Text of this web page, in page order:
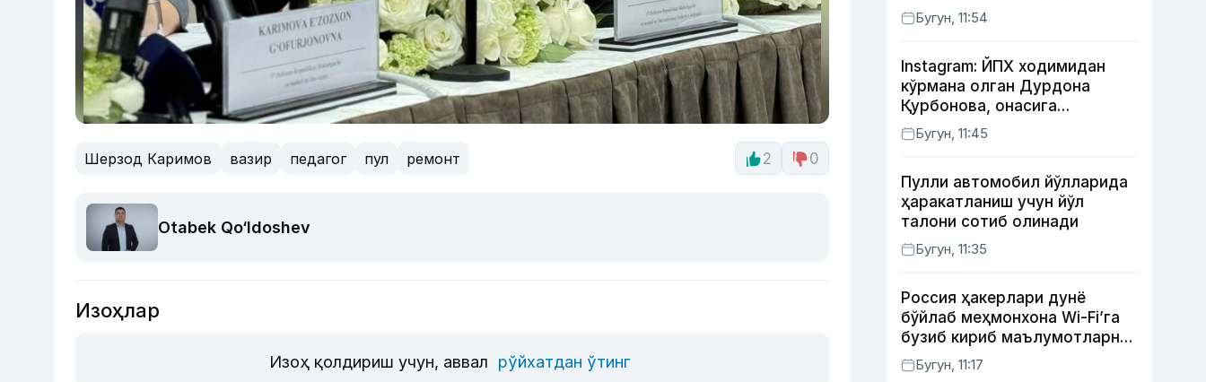
Шерзод Каримов вазир педагог пул ремонт 2 0
Otabek Qo‘ldoshev
Изоҳлар
Изоҳ қолдириш учун, аввал рўйхатдан ўтинг
Бугун, 11:54
Instagram: ЙПХ ходимидан
кўрмана олган Дурдона
Қурбонова, онасига
кутилмаган совға тайёрлаган
Умид винес, хонанда Райҳон
Бугун, 11:45
Пулли автомобил йўлларида
ҳаракатланиш учун йўл
талони сотиб олинади
Бугун, 11:35
Россия ҳакерлари дунё
бўйлаб меҳмонхона Wi-Fi’га
бузиб кириб маълумотларни
ўғирламоқда — Microsoft
Бугун, 11:17